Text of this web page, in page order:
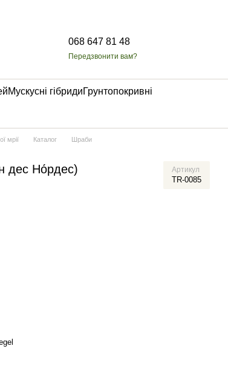
068 647 81 48
Передзвонити вам?
Мускусні гібридиГрунтопокривні
мрії Каталог
Шраби
дес Но́рдес) Артикул
TR-0085